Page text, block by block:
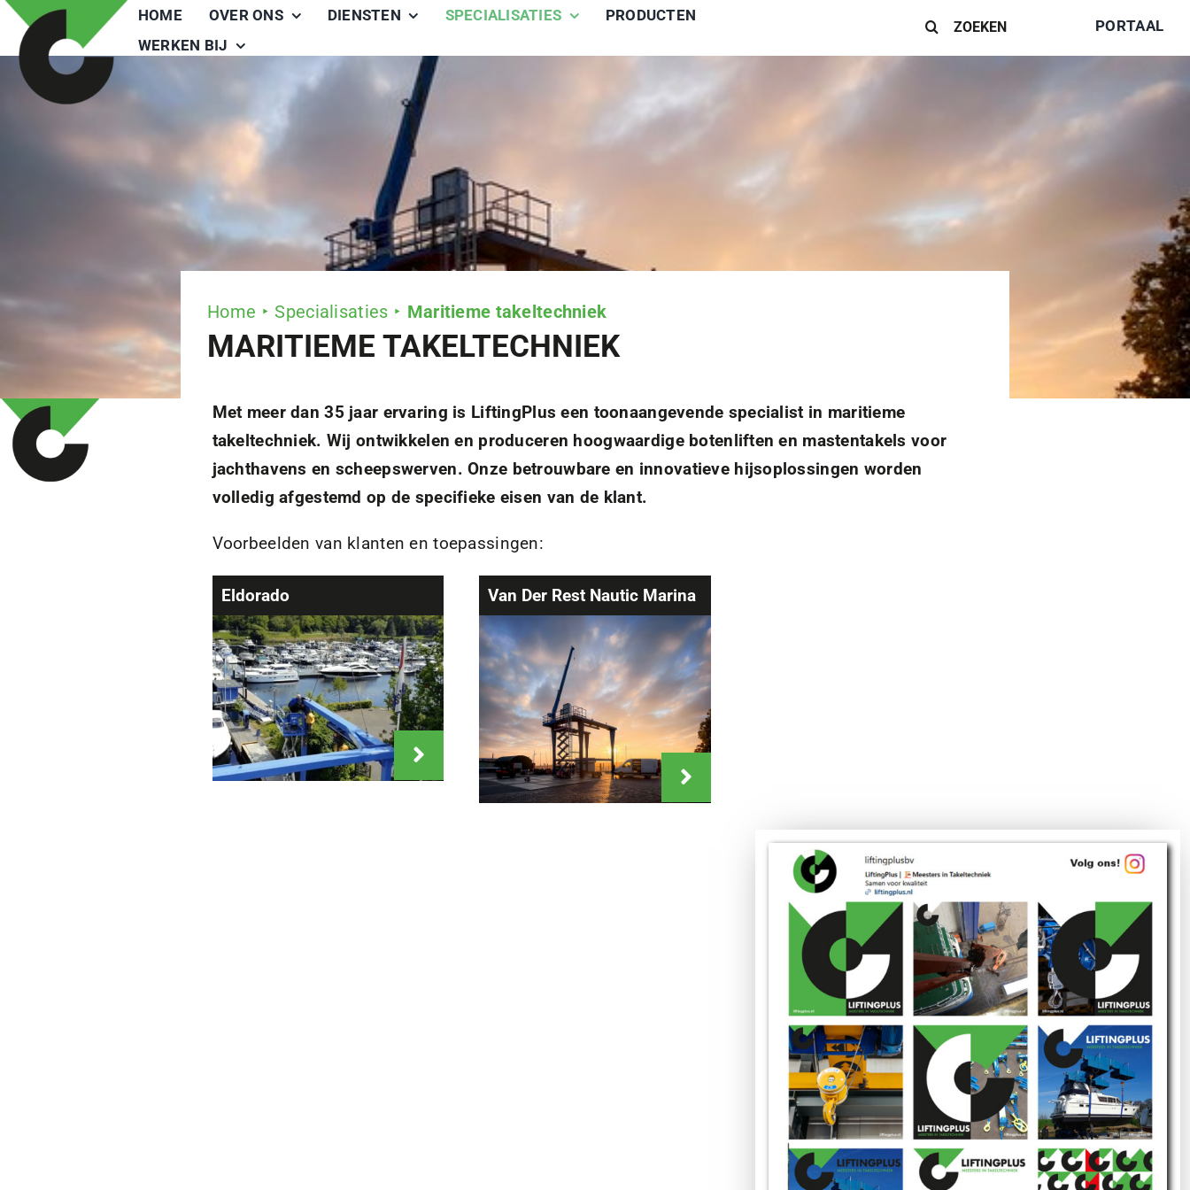
Ga
naar
inhoud
HOME OVER ONS DIENSTEN SPECIALISATIES
PRODUCTEN
WERKEN BIJ
Zoeken
PORTAAL
Home Specialisaties Maritieme takeltechniek
MARITIEME TAKELTECHNIEK
Met meer dan 35 jaar ervaring is LiftingPlus een toonaangevende specialist in maritieme
takeltechniek. Wij ontwikkelen en produceren hoogwaardige botenliften en mastentakels voor
jachthavens en scheepswerven. Onze betrouwbare en innovatieve hijsoplossingen worden
volledig afgestemd op de specifieke eisen van de klant.
Voorbeelden van klanten en toepassingen:
Eldorado Van Der Rest Nautic Marina